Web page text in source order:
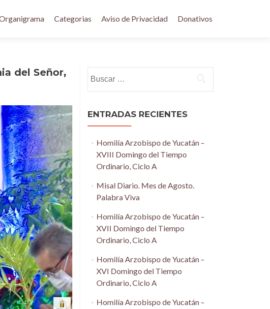
Categorias Aviso de Privacidad Donativos
del Señor,
ENTRADAS RECIENTES
Homilía Arzobispo de Yucatán –
XVIII Domingo del Tiempo
Ordinario, Ciclo A
Misal Diario. Mes de Agosto.
Palabra Viva
Homilía Arzobispo de Yucatán –
XVII Domingo del Tiempo
Ordinario, Ciclo A
Homilía Arzobispo de Yucatán –
XVI Domingo del Tiempo
Ordinario, Ciclo A
Homilía Arzobispo de Yucatán –